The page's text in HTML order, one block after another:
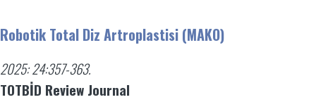
Robotik Total Diz Artroplastisi (MAKO)
2025: 24:357-363.
TOTBİD Review Journal